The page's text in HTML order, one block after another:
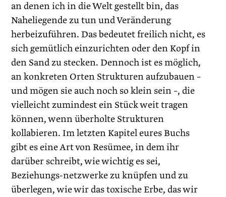
an denen ich in die Welt gestellt bin, das
Naheliegende zu tun und Veränderung
herbeizuführen. Das bedeutet freilich nicht, es
sich gemütlich einzurichten oder den Kopf in
den Sand zu stecken. Dennoch ist es möglich,
an konkreten Orten Strukturen aufzubauen –
und mögen sie auch noch so klein sein –, die
vielleicht zumindest ein Stück weit tragen
können, wenn überholte Strukturen
kollabieren. Im letzten Kapitel eures Buchs
gibt es eine Art von Resümee, in dem ihr
darüber schreibt, wie wichtig es sei,
Beziehungs-netzwerke zu knüpfen und zu
überlegen, wie wir das toxische Erbe, das wir